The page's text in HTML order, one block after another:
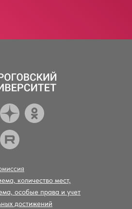
количество мест,
особые права и учет
достижений